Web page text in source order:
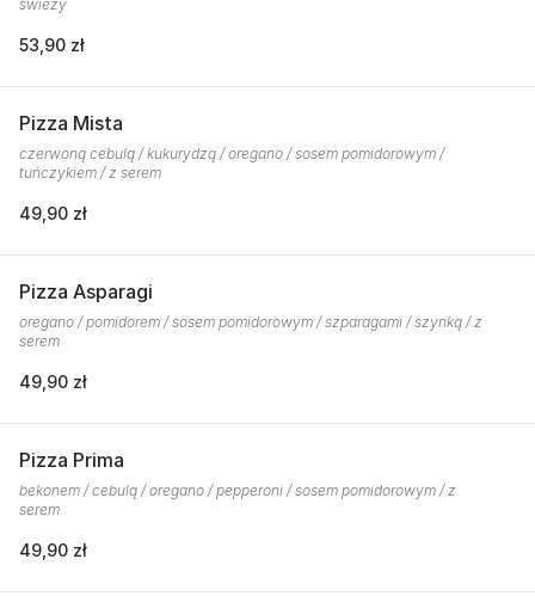
świeży
53,90 zł
Pizza Mista
czerwoną cebulą / kukurydzą / oregano / sosem pomidorowym /
tuńczykiem / z serem
49,90 zł
Pizza Asparagi
oregano / pomidorem / sosem pomidorowym / szparagami / szynką / z
serem
49,90 zł
Pizza Prima
bekonem / cebulą / oregano / pepperoni / sosem pomidorowym / z
serem
49,90 zł